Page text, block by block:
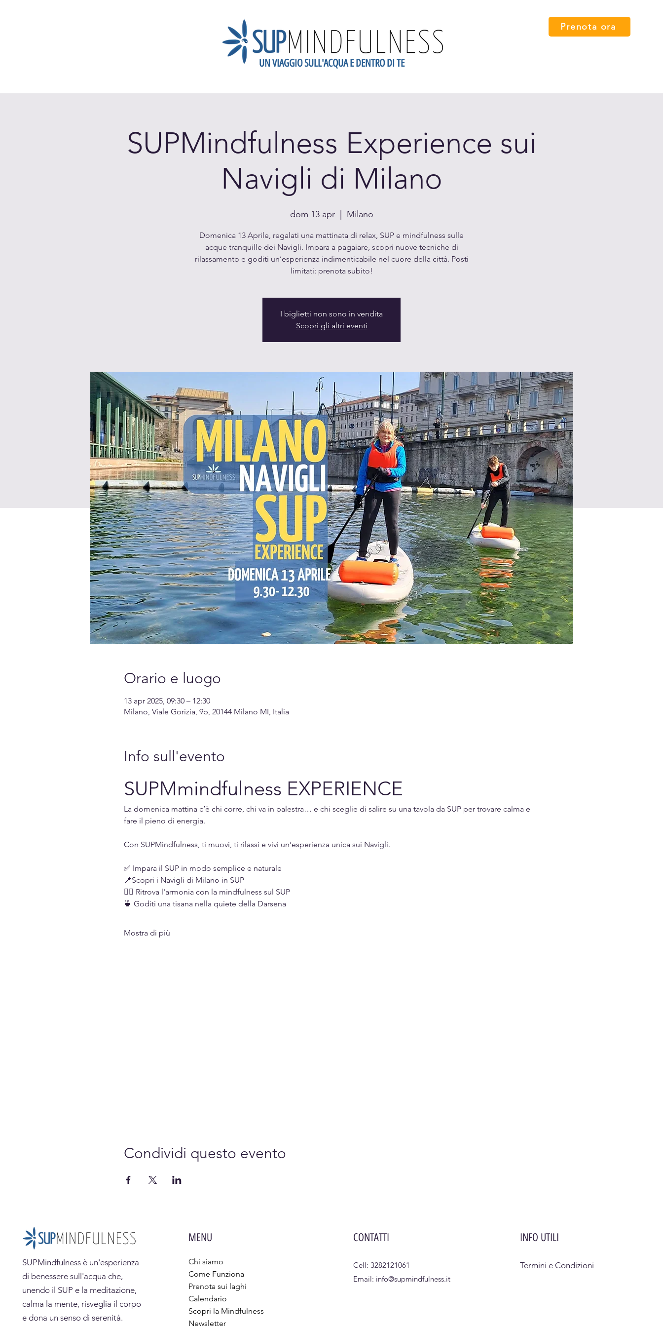
UN VIAGGIO SULL'ACQUA E DENTRO DI TE
Prenota ora
SUPMindfulness Experience sui
Navigli di Milano
dom 13 apr
  |
Milano
Domenica 13 Aprile, regalati una mattinata di relax, SUP e mindfulness sulle
acque tranquille dei Navigli. Impara a pagaiare, scopri nuove tecniche di
rilassamento e goditi un’esperienza indimenticabile nel cuore della città. Posti
limitati: prenota subito!
I biglietti non sono in vendita
Scopri gli altri eventi
Orario e luogo
13 apr 2025, 09:30 – 12:30
Milano, Viale Gorizia, 9b, 20144 Milano MI, Italia
Info sull'evento
SUPMmindfulness EXPERIENCE
La domenica mattina c’è chi corre, chi va in palestra… e chi sceglie di salire su una tavola da SUP per trovare calma e
fare il pieno di energia.
Con SUPMindfulness, ti muovi, ti rilassi e vivi un’esperienza unica sui Navigli.
✅ Impara il SUP in modo semplice e naturale
📍Scopri i Navigli di Milano in SUP
🧘‍♀️ Ritrova l'armonia con la mindfulness sul SUP
🍵 Goditi una tisana nella quiete della Darsena
Mostra di più
Condividi questo evento
SUPMindfulness è un'esperienza
di benessere sull'acqua che,
unendo il SUP e la meditazione,
calma la mente, risveglia il corpo
e dona un senso di serenità.
MENU
Chi siamo
Come Funziona
Prenota sui laghi
Calendario
Scopri la Mindfulness
Newsletter
CONTATTI
Cell: 3282121061
Email: info@supmindfulness.it
INFO UTILI
Termini e Condizioni